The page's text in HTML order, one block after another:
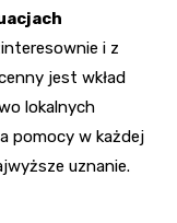
i z
jest wkład
lokalnych
pomocy w każdej
uznanie.